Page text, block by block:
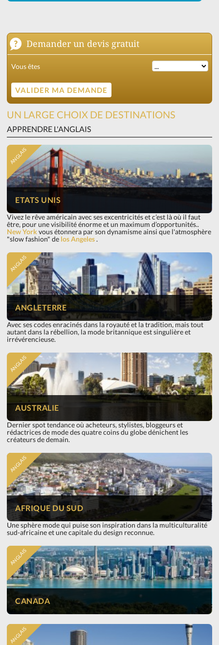
Demander un devis gratuit
Vous êtes
UN LARGE CHOIX DE DESTINATIONS
APPRENDRE L'ANGLAIS
ANGLAIS
ETATS UNIS
Vivez le rêve américain avec ses excentricités et c’est là où il faut
être, pour une visibilité énorme et un maximum d’opportunités..
New York vous étonnera par son dynamisme ainsi que l'atmosphère
"slow fashion" de los Angeles .
ANGLAIS
ANGLETERRE
Avec ses codes enracinés dans la royauté et la tradition, mais tout
autant dans la rébellion, la mode britannique est singulière et
irrévérencieuse.
ANGLAIS
AUSTRALIE
Dernier spot tendance où acheteurs, stylistes, bloggeurs et
rédactrices de mode des quatre coins du globe dénichent les
créateurs de demain.
ANGLAIS
AFRIQUE DU SUD
Une sphère mode qui puise son inspiration dans la multiculturalité
sud-africaine et une capitale du design reconnue.
ANGLAIS
CANADA
ANGLAIS